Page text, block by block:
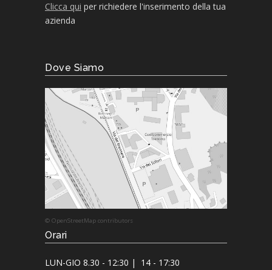
Clicca qui per richiedere l'inserimento della tua
azienda
Dove Siamo
© OpenStreetMap contributors
Orari
LUN-GIO 8.30 - 12:30 | 14 - 17:30